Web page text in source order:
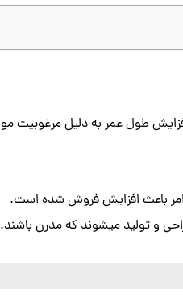
طول عمر به دلیل مرغوبیت
امر باعث افزایش فروش شده است.
و تولید میشوند که مدرن باشند.